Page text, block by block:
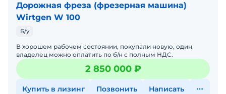
Дорожная фреза (фрезерная машина)
Wirtgen W 100
Б/у
В хорошем рабочем состоянии, покупали новую, один
владелец можно оплатить по б/н с полным НДС.
2 850 000 ₽
Купить в лизинг Позвонить Написать